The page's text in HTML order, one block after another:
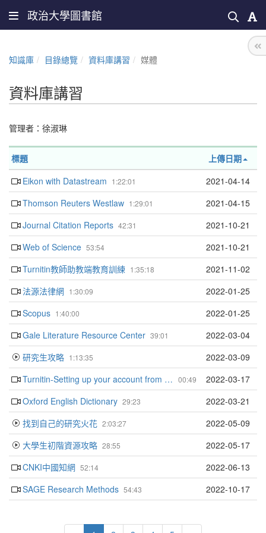
政治大學圖書館
知識庫 目錄總覽 資料庫講習 媒體
資料庫講習
管理者： 徐淑琳
標題 上傳日期
1:22:01
Eikon with Datastream 2021-04-14
1:29:01
Thomson Reuters Westlaw 2021-04-15
42:31
Journal Citation Reports 2021-10-21
53:54
Web of Science 2021-10-21
1:35:18
Turnitin教師助教端教育訓練 2021-11-02
1:30:09
法源法律網 2022-01-25
1:40:00
Scopus 2022-01-25
39:01
Gale Literature Resource Center 2022-03-04
1:13:35
研究生攻略 2022-03-09
00:49
Turnitin-Setting up your account from your welcome email 2022-03-17
29:23
Oxford English Dictionary 2022-03-21
2:03:27
找到自己的研究火花 2022-05-09
28:55
大學生初階資源攻略 2022-05-17
52:14
CNKI中國知網 2022-06-13
54:43
SAGE Research Methods 2022-10-17